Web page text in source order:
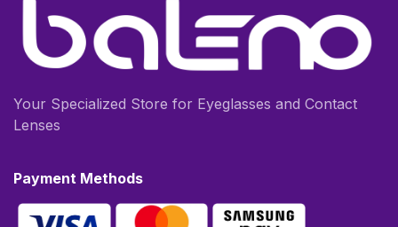
Your Specialized Store for Eyeglasses and Contact
Lenses
Payment Methods